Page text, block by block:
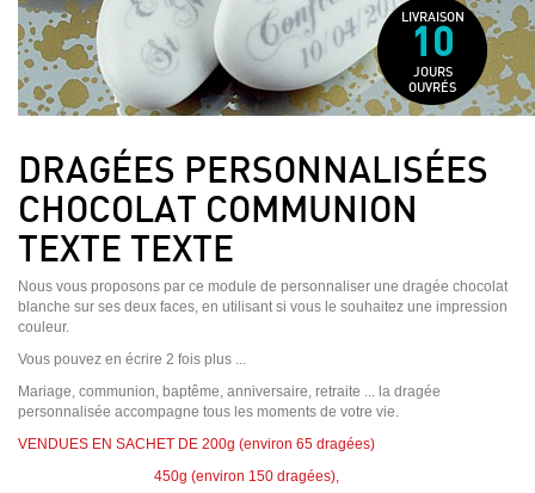
LIVRAISON
10
JOURS
OUVRÉS
DRAGÉES PERSONNALISÉES
CHOCOLAT COMMUNION
TEXTE TEXTE
Nous vous proposons par ce module de personnaliser une dragée chocolat
blanche sur ses deux faces, en utilisant si vous le souhaitez une impression
couleur.
Vous pouvez en écrire 2 fois plus ...
Mariage, communion, baptême, anniversaire, retraite ... la dragée
personnalisée accompagne tous les moments de votre vie.
VENDUES EN SACHET DE 200g (environ 65 dragées)
450g (environ 150 dragées),